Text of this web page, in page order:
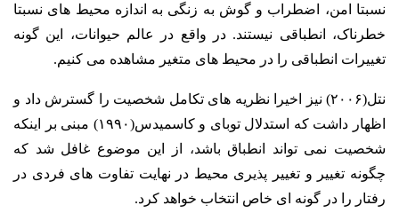
نسبتا امن، اضطراب و گوش به زنگی به اندازه محیط های نسبتا
خطرناک، انطباقی نیستند. در واقع در عالم حیوانات، این گونه
تغییرات انطباقی را در محیط های متغیر مشاهده می کنیم.
نتل(۲۰۰۶) نیز اخیرا نظریه های تکامل شخصیت را گسترش داد و
اظهار داشت که استدلال توبای و کاسمیدس(۱۹۹۰) مبنی بر اینکه
شخصیت نمی تواند انطباق باشد، از این موضوع غافل شد که
چگونه تغییر و تغییر پذیری محیط در نهایت تفاوت های فردی در
رفتار را در گونه ای خاص انتخاب خواهد کرد.